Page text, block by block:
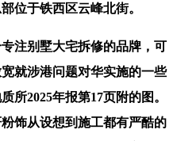
位于铁西区云峰北街。
别墅大宅拆修的品牌，可
就涉港问题对华实施的一些
所2025年报第17页附的图。
饰从设想到施工都有严酷的